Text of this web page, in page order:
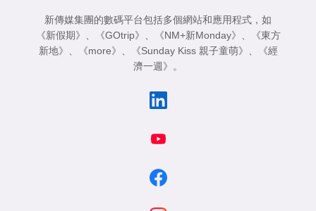
新傳媒集團的數碼平台包括多個網站和應用程式，如
《新假期》
《GOtrip》 《NM+新Monday》
《東方
新地》
《more》 《Sunday Kiss 親子童萌》
《經
濟一週》
。